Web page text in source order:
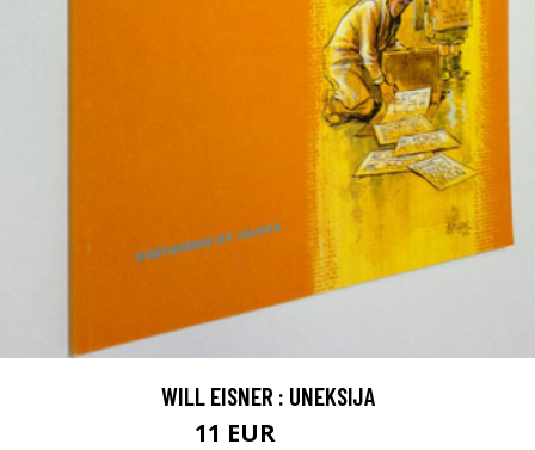
WILL EISNER : UNEKSIJA
11 EUR